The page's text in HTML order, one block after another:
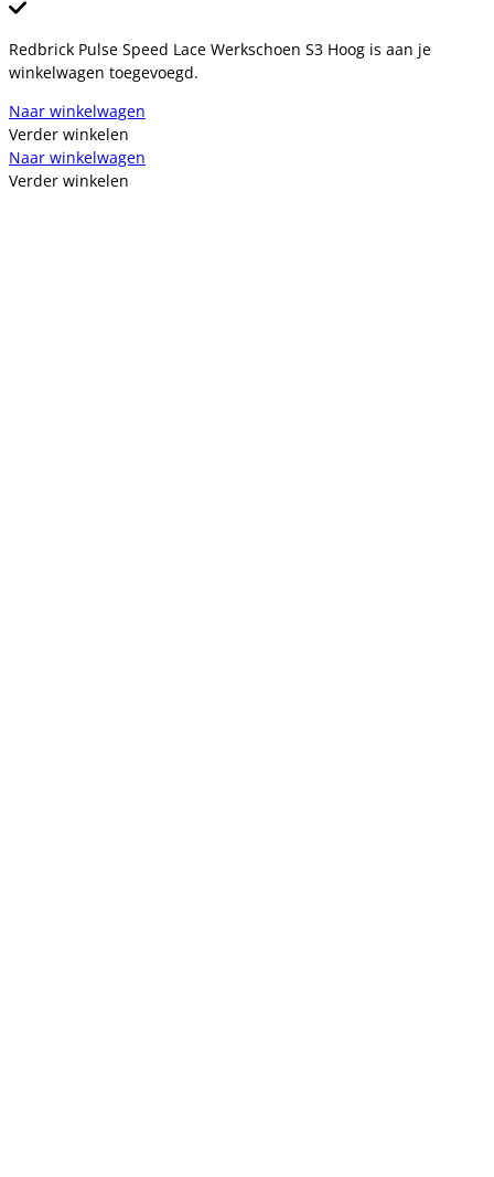
Redbrick Pulse Speed Lace Werkschoen S3 Hoog is aan je
winkelwagen toegevoegd.
Naar winkelwagen
Verder winkelen
Naar winkelwagen
Verder winkelen